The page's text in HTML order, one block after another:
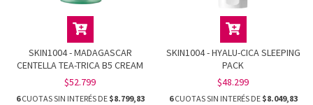
SKIN1004 - MADAGASCAR
CENTELLA TEA-TRICA B5 CREAM
$52.799
6CUOTAS SIN INTERÉS DE $8.799,83
SKIN1004 - HYALU-CICA SLEEPING
PACK
$48.299
6CUOTAS SIN INTERÉS DE $8.049,83